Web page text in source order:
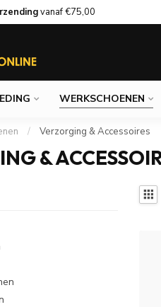
vanaf€75,00
WERKSCHOENEN
/ Verzorging & Accessoires
&